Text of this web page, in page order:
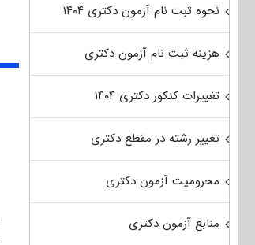
نحوه ثبت نام آزمون دکتری ۱۴۰۴
هزینه ثبت نام آزمون دکتری
تغییرات کنکور دکتری ۱۴۰۴
تغییر رشته در مقطع دکتری
محرومیت آزمون دکتری
منابع آزمون دکتری